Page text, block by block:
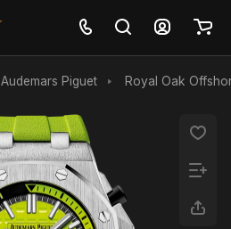
Audemars Piguet Royal Oak